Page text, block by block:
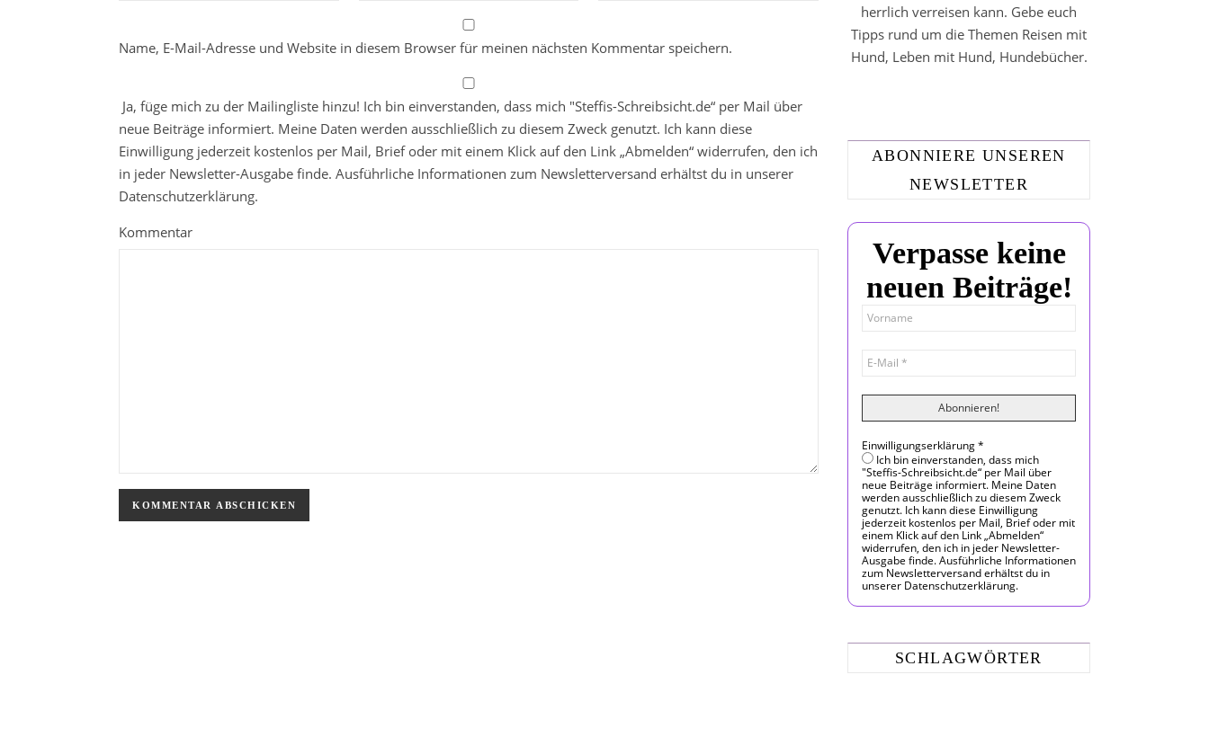
Name, E-Mail-Adresse und Website in diesem Browser für meinen nächsten Kommentar speichern.
Ja, füge mich zu der Mailingliste hinzu! Ich bin einverstanden, dass mich "Steffis-Schreibsicht.de“ per Mail über
neue Beiträge informiert. Meine Daten werden ausschließlich zu diesem Zweck genutzt. Ich kann diese
Einwilligung jederzeit kostenlos per Mail, Brief oder mit einem Klick auf den Link „Abmelden“ widerrufen, den ich
in jeder Newsletter-Ausgabe finde. Ausführliche Informationen zum Newsletterversand erhältst du in unserer
Datenschutzerklärung.
Kommentar
herrlich verreisen kann. Gebe euch
Tipps rund um die Themen Reisen mit
Hund, Leben mit Hund, Hundebücher.
ABONNIERE UNSEREN
NEWSLETTER
Verpasse keine
neuen Beiträge!
Einwilligungserklärung*
Ich bin einverstanden, dass mich
"Steffis-Schreibsicht.de“ per Mail über
neue Beiträge informiert. Meine Daten
werden ausschließlich zu diesem Zweck
genutzt. Ich kann diese Einwilligung
jederzeit kostenlos per Mail, Brief oder mit
einem Klick auf den Link „Abmelden“
widerrufen, den ich in jeder Newsletter-
Ausgabe finde. Ausführliche Informationen
zum Newsletterversand erhältst du in
unserer Datenschutzerklärung.
SCHLAGWÖRTER